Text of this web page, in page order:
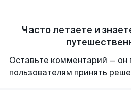
Часто летаете и
Оставьте комментарий — он
пользователям принять